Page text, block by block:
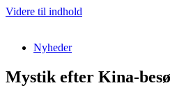
Videre til indhold
Nyheder
Mystik efter Kina-